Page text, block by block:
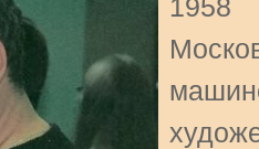
1958